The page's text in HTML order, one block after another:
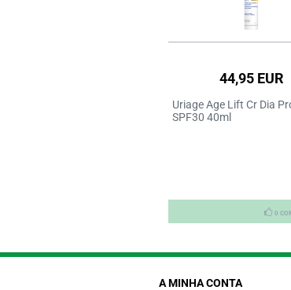
44,95 EUR
Uriage Age Lift Cr Dia
SPF30 40ml
0
A MINHA CONTA